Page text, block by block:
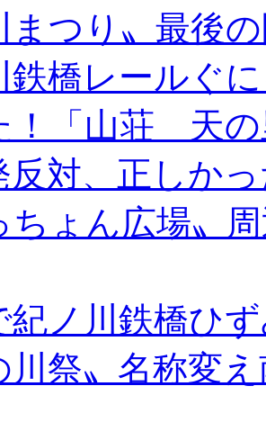
まつり〟最後
鉄橋レールぐ
！「山荘 天の
反対、正しか
ちょん広場〟
紀ノ川鉄橋ひ
川祭〟名称変